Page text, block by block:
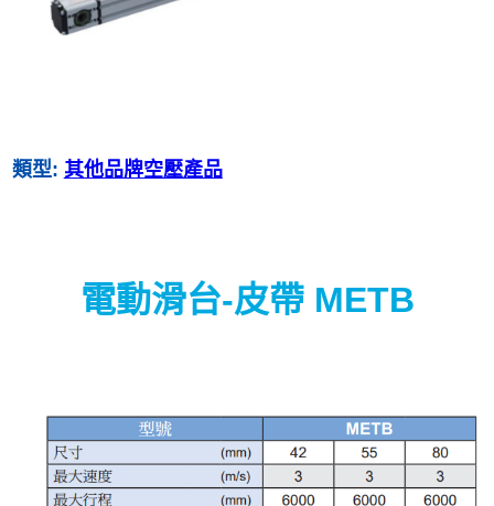
類型: 其他品牌空壓產品
電動滑台-皮帶 METB